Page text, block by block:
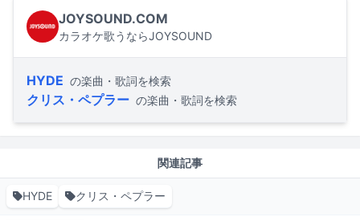
JOYSOUND.COM
カラオケ歌うならJOYSOUND
HYDE の楽曲・歌詞を検索
クリス・ペプラー の楽曲・歌詞を検索
関連記事
HYDE クリス・ペプラー